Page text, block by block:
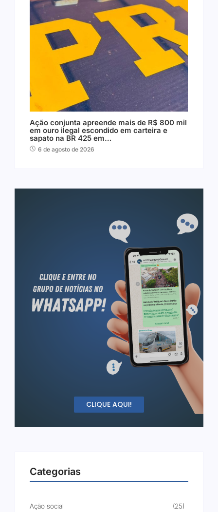
Ação conjunta apreende mais de R$ 800 mil
em ouro ilegal escondido em carteira e
sapato na BR 425 em…
6 de agosto de 2026
CLIQUE AQUI!
Categorias
Ação social (25)